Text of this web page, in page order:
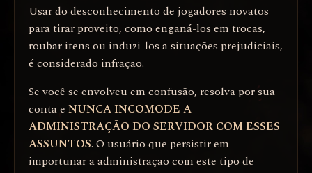
Usar do desconhecimento de jogadores novatos
para tirar proveito, como enganá-los em trocas,
roubar itens ou induzi-los a situações prejudiciais,
é considerado infração.
Se você se envolveu em confusão, resolva por sua
conta e NUNCA INCOMODE A
ADMINISTRAÇÃO DO SERVIDOR COM ESSES
ASSUNTOS. O usuário que persistir em
importunar a administração com este tipo de